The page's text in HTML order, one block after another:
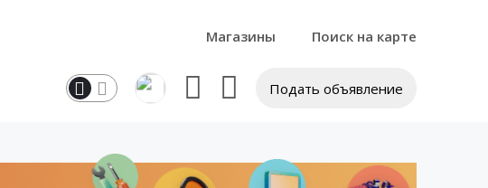
Магазины Поиск на карте
Подать объявление